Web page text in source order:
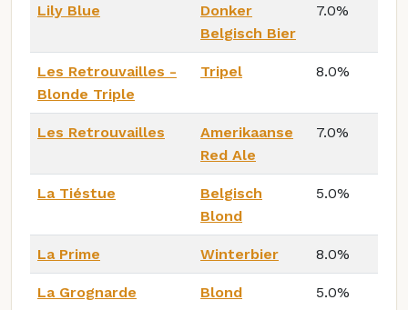
Lily Blue
Donker
Belgisch Bier
7.0%
Les Retrouvailles -
Blonde Triple
Tripel 8.0%
Les Retrouvailles
Amerikaanse
Red Ale
7.0%
La Tiéstue
Belgisch
Blond
5.0%
La Prime Winterbier 8.0%
La Grognarde Blond 5.0%